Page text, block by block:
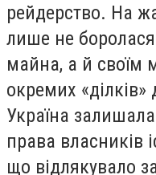
рейдерство. На
лише не
майна, а й своїм
окремих
Україна
права власників
що відлякувало